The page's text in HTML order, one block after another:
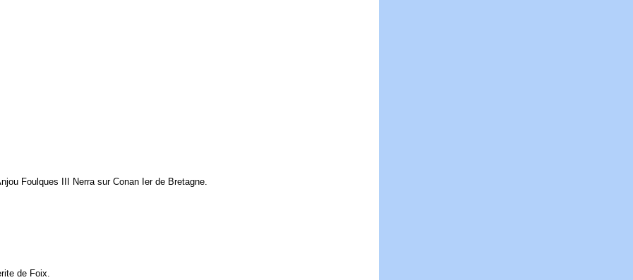
Foulques III Nerra sur Conan Ier de Bretagne.
de Foix.